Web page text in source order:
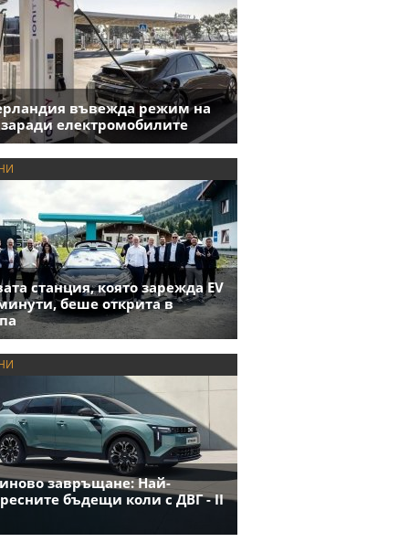
въвежда режим на
заради електромобилите
станция, която зарежда EV
беше открита в
завръщане: Най-
бъдещи коли с ДВГ - II